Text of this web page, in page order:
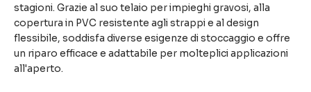
stagioni. Grazie al suo telaio per impieghi gravosi, alla
copertura in PVC resistente agli strappi e al design
flessibile, soddisfa diverse esigenze di stoccaggio e offre
un riparo efficace e adattabile per molteplici applicazioni
all'aperto.